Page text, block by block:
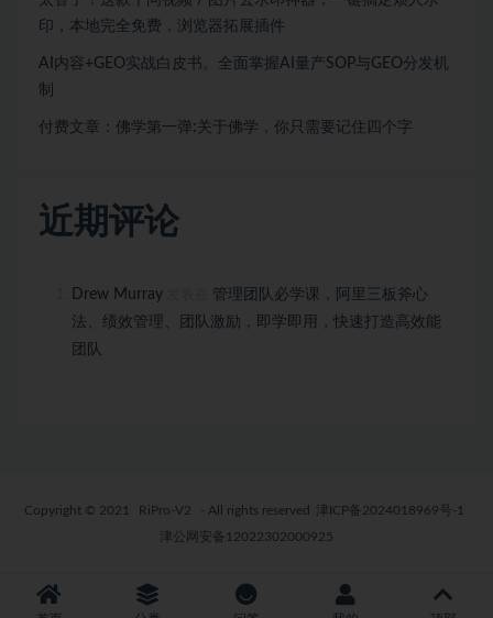
印，本地完全免费，浏览器拓展插件
AI内容+GEO实战白皮书。全面掌握AI量产SOP与GEO分发机
制
付费文章：佛学第一弹:关于佛学，你只需要记住四个字
近期评论
Drew Murray
管理团队必学课，阿里三板斧心
法、绩效管理、团队激励，即学即用，快速打造高效能
团队
Copyright © 2021 RiPro-V2 - All rights reserved
津ICP备2024018969号-1
津公网安备12022302000925